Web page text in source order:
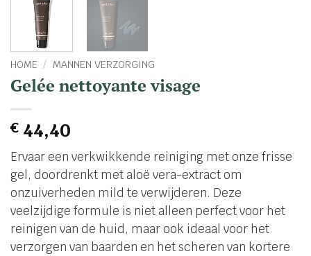
HOME / MANNEN VERZORGING
Gelée nettoyante visage
€44,40
Ervaar een verkwikkende reiniging met onze frisse
gel, doordrenkt met aloë vera-extract om
onzuiverheden mild te verwijderen. Deze
veelzijdige formule is niet alleen perfect voor het
reinigen van de huid, maar ook ideaal voor het
verzorgen van baarden en het scheren van kortere